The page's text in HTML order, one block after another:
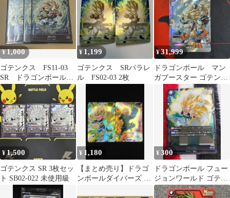
¥1,000
ゴテンクス FS11-03
SR ドラゴンボールス
ーパーカードゲーム 4
枚
¥ 1,199
ゴテンクス SRパラレ
ル FS02-03 2枚
¥31,999
ドラゴンボール マン
ガブースター ゴテンク
ス SR パラレル SB02-
022
¥ 1,500
ゴテンクス SR 3枚セッ
ト SB02-022 未使用級
¥ 1,180
【まとめ売り】ドラゴ
ンボールダイバーズ SR
¥300
ドラゴンボール フュー
ジョンワールド ゴテン
クス SR FB04-033